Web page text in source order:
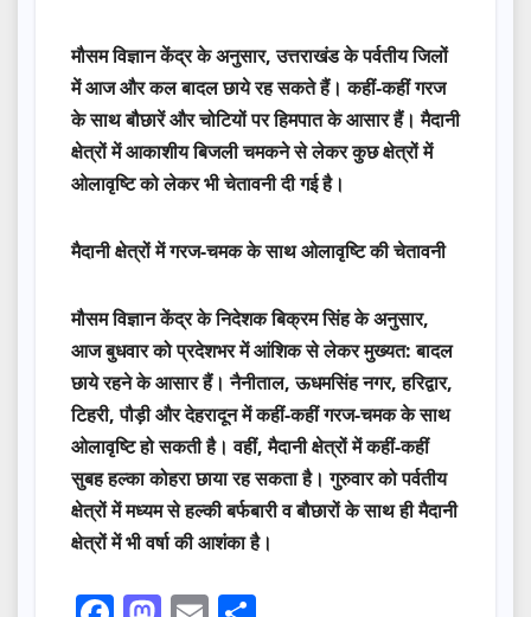
मौसम विज्ञान केंद्र के अनुसार, उत्तराखंड के पर्वतीय जिलों
में आज और कल बादल छाये रह सकते हैं। कहीं-कहीं गरज
के साथ बौछारें और चोटियों पर हिमपात के आसार हैं। मैदानी
क्षेत्रों में आकाशीय बिजली चमकने से लेकर कुछ क्षेत्रों में
ओलावृष्टि को लेकर भी चेतावनी दी गई है।
मैदानी क्षेत्रों में गरज-चमक के साथ ओलावृष्टि की चेतावनी
मौसम विज्ञान केंद्र के निदेशक बिक्रम सिंह के अनुसार,
आज बुधवार को प्रदेशभर में आंशिक से लेकर मुख्यत: बादल
छाये रहने के आसार हैं। नैनीताल, ऊधमसिंह नगर, हरिद्वार,
टिहरी, पौड़ी और देहरादून में कहीं-कहीं गरज-चमक के साथ
ओलावृष्टि हो सकती है। वहीं, मैदानी क्षेत्रों में कहीं-कहीं
सुबह हल्का कोहरा छाया रह सकता है। गुरुवार को पर्वतीय
क्षेत्रों में मध्यम से हल्की बर्फबारी व बौछारों के साथ ही मैदानी
क्षेत्रों में भी वर्षा की आशंका है।